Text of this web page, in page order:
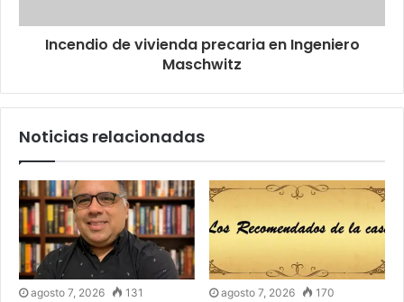
Incendio de vivienda precaria en Ingeniero
Maschwitz
Noticias relacionadas
agosto 7, 2026 131 agosto 7, 2026 170